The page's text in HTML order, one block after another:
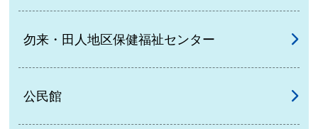
勿来・田人地区保健福祉センター
公民館